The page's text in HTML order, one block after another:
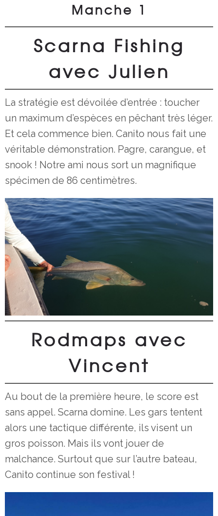
Manche 1
Scarna Fishing
avec Julien
La stratégie est dévoilée d’entrée : toucher
un maximum d’espèces en pêchant très léger.
Et cela commence bien. Canito nous fait une
véritable démonstration. Pagre, carangue, et
snook ! Notre ami nous sort un magnifique
spécimen de 86 centimètres.
Rodmaps avec
Vincent
Au bout de la première heure, le score est
sans appel. Scarna domine. Les gars tentent
alors une tactique différente, ils visent un
gros poisson. Mais ils vont jouer de
malchance. Surtout que sur l’autre bateau,
Canito continue son festival !